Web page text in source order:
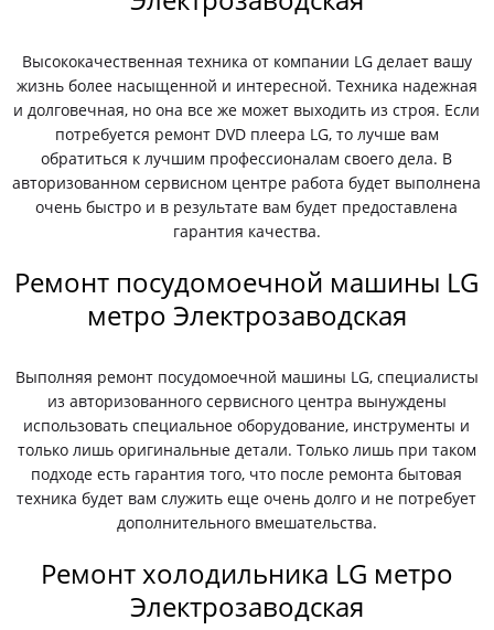
Высококачественная техника от компании LG делает вашу
жизнь более насыщенной и интересной. Техника надежная
и долговечная, но она все же может выходить из строя. Если
потребуется ремонт DVD плеера LG, то лучше вам
обратиться к лучшим профессионалам своего дела. В
авторизованном сервисном центре работа будет выполнена
очень быстро и в результате вам будет предоставлена
гарантия качества.
Ремонт посудомоечной машины LG
метро Электрозаводская
Выполняя ремонт посудомоечной машины LG, специалисты
из авторизованного сервисного центра вынуждены
использовать специальное оборудование, инструменты и
только лишь оригинальные детали. Только лишь при таком
подходе есть гарантия того, что после ремонта бытовая
техника будет вам служить еще очень долго и не потребует
дополнительного вмешательства.
Ремонт холодильника LG метро
Электрозаводская